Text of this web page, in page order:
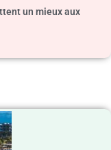
un mieux aux